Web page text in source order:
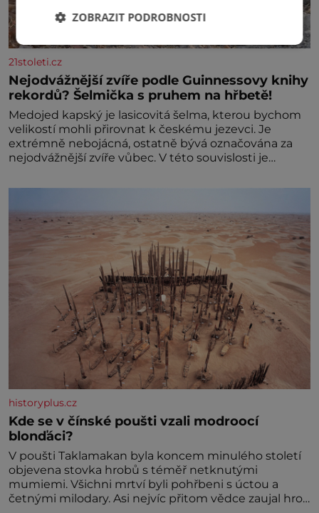
21stoleti.cz
Nejodvážnější zvíře podle Guinnessovy knihy
rekordů? Šelmička s pruhem na hřbetě!
Medojed kapský je lasicovitá šelma, kterou bychom
velikostí mohli přirovnat k českému jezevci. Je
extrémně nebojácná, ostatně bývá označována za
nejodvážnější zvíře vůbec. V této souvislosti je
historyplus.cz
Kde se v čínské poušti vzali modroocí
blonďáci?
V poušti Taklamakan byla koncem minulého století
objevena stovka hrobů s téměř netknutými
mumiemi. Všichni mrtví byli pohřbeni s úctou a
četnými milodary. Asi nejvíc přitom vědce zaujal hrob
ZOBRAZIT PODROBNOSTI